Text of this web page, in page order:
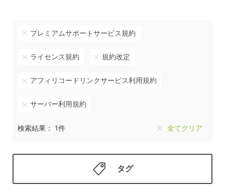
プレミアムサポートサービス規約
ライセンス規約 規約改定
アフィリコードリンクサービス利用規約
サーバー利用規約
検索結果： 1件 全てクリア
タグ